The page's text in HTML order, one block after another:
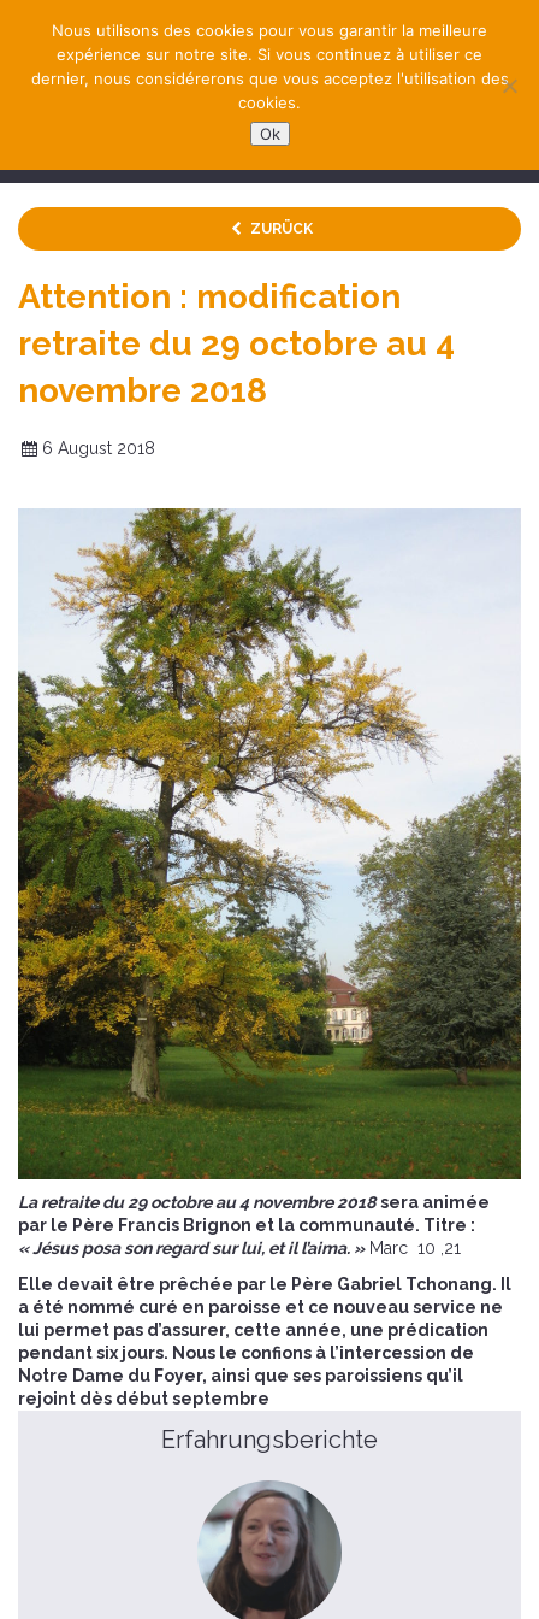
ZURÜCK
Attention : modification
retraite du 29 octobre au 4
novembre 2018
6 August 2018
La retraite du 29 octobre au 4 novembre 2018 sera animée
par le Père Francis Brignon et la communauté. Titre :
« Jésus posa son regard sur lui, et il l’aima. »Marc 10 ,21
Elle devait être prêchée par le Père Gabriel Tchonang. Il
a été nommé curé en paroisse et ce nouveau service ne
lui permet pas d’assurer, cette année, une prédication
pendant six jours. Nous le confions à l’intercession de
Notre Dame du Foyer, ainsi que ses paroissiens qu’il
rejoint dès début septembre
Erfahrungsberichte
Nous utilisons des cookies pour vous garantir la meilleure
expérience sur notre site. Si vous continuez à utiliser ce
dernier, nous considérerons que vous acceptez l'utilisation des
cookies.
Ok